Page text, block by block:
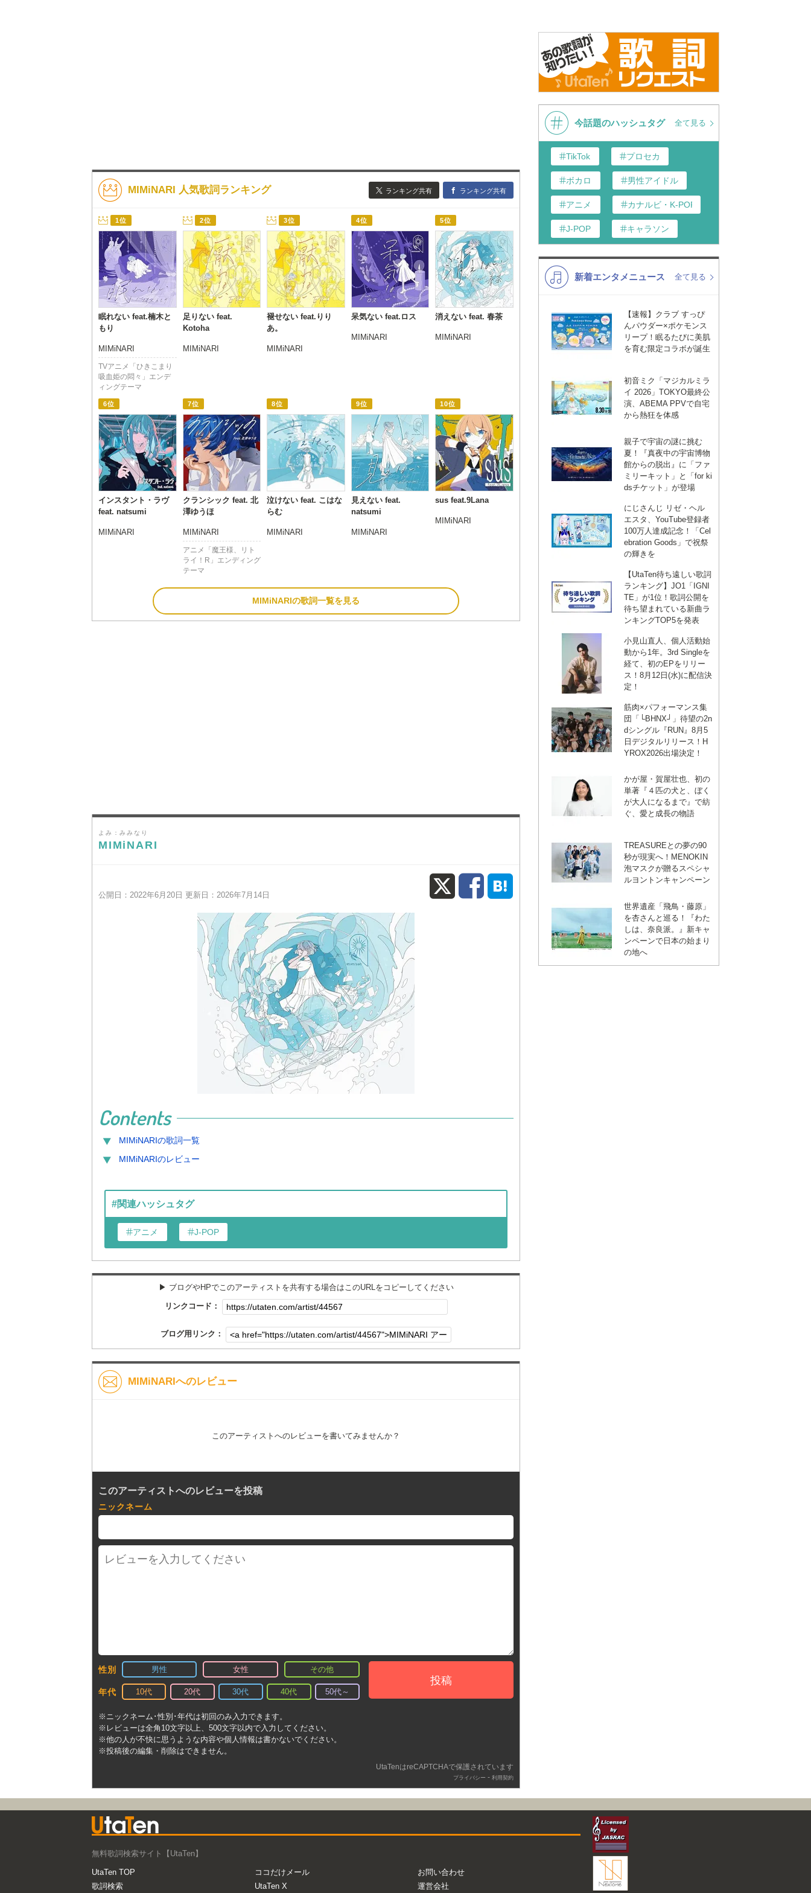
MIMiNARI 人気歌詞ランキング ランキング共有 ランキング共有
1位
眠れない feat.楠木と
もり
MIMiNARI
TVアニメ「ひきこまり
吸血姫の悶々」エンデ
ィングテーマ
2位
足りない feat.
Kotoha
MIMiNARI
3位
褪せない feat.りり
あ。
MIMiNARI
4位
呆気ない feat.ロス
MIMiNARI
5位
消えない feat. 春茶
MIMiNARI
6位
インスタント・ラヴ
feat. natsumi
MIMiNARI
7位
クランシック feat. 北
澤ゆうほ
MIMiNARI
アニメ「魔王様、リト
ライ！R」エンディング
テーマ
8位
泣けない feat. こはな
らむ
MIMiNARI
9位
見えない feat.
natsumi
MIMiNARI
10位
sus feat.9Lana
MIMiNARI
MIMiNARIの歌詞一覧を見る
よみ：みみなり
MIMiNARI
公開日：2022年6月20日 更新日：2026年7月14日 X Facebook
な
Contents
MIMiNARIの歌詞一覧
MIMiNARIのレビュー
#関連ハッシュタグ
アニメ J-POP
▶︎ ブログやHPでこのアーティストを共有する場合はこのURLをコピーしてください
リンクコード：
ブログ用リンク：
MIMiNARIへのレビュー
このアーティストへのレビューを書いてみませんか？
このアーティストへのレビューを投稿
ニックネーム
性別 男性 女性 その他
年代 10代 20代 30代 40代 50代～
投稿
※ニックネーム･性別･年代は初回のみ入力できます。
※レビューは全角10文字以上、500文字以内で入力してください。
※他の人が不快に思うような内容や個人情報は書かないでください。
※投稿後の編集・削除はできません。
UtaTenはreCAPTCHAで保護されています
プライバシー - 利用契約
今話題のハッシュタグ 全て見る
TikTok プロセカ
ボカロ 男性アイドル
アニメ カナルビ・K-POP和訳
J-POP キャラソン
K-POP バンド
VTuber ディズニー
新着エンタメニュース 全て見る
【速報】クラブ すっぴ
んパウダー×ポケモンス
リープ！眠るたびに美肌
を育む限定コラボが誕生
初音ミク「マジカルミラ
イ 2026」TOKYO最終公
演、ABEMA PPVで自宅
から熱狂を体感
親子で宇宙の謎に挑む
夏！『真夜中の宇宙博物
館からの脱出』に「ファ
ミリーキット」と「for ki
dsチケット」が登場
にじさんじ リゼ・ヘル
エスタ、YouTube登録者
100万人達成記念！「Cel
ebration Goods」で祝祭
の輝きを
【UtaTen待ち遠しい歌詞
ランキング】JO1「IGNI
TE」が1位！歌詞公開を
待ち望まれている新曲ラ
ンキングTOP5を発表
小見山直人、個人活動始
動から1年。3rd Singleを
経て、初のEPをリリー
ス！8月12日(水)に配信決
定！
筋肉×パフォーマンス集
団「└BHNX┘」待望の2n
dシングル『RUN』8月5
日デジタルリリース！H
YROX2026出場決定！
かが屋・賀屋壮也、初の
単著『４匹の犬と、ぼく
が大人になるまで』で紡
ぐ、愛と成長の物語
TREASUREとの夢の90
秒が現実へ！MENOKIN
泡マスクが贈るスペシャ
ルヨントンキャンペーン
世界遺産「飛鳥・藤原」
を杏さんと巡る！『わた
しは、奈良派。』新キャ
ンペーンで日本の始まり
の地へ
無料歌詞検索サイト【UtaTen】
UtaTen TOP
歌詞検索
ココだけメール
UtaTen X
お問い合わせ
運営会社